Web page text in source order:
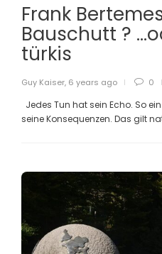
Frank
Bauschutt ?
türkis
Guy Kaiser, 6 years ago 0
Jedes Tun hat sein Echo. So
seine Konsequenzen. Das gilt